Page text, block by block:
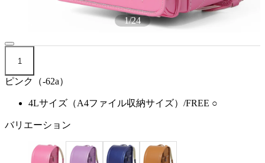
1/24
1
ピンク（-62a）
4Lサイズ（A4ファイル収納サイズ）/FREE ○
バリエーション